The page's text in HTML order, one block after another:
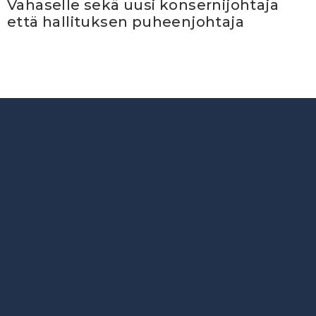
Vahaselle sekä uusi konsernijohtaja
että hallituksen puheenjohtaja